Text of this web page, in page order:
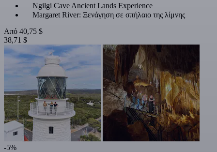
Ngilgi Cave Ancient Lands Experience
Margaret River: Ξενάγηση σε σπήλαιο της λίμνης
Από 40,75 $
38,71 $
-5%